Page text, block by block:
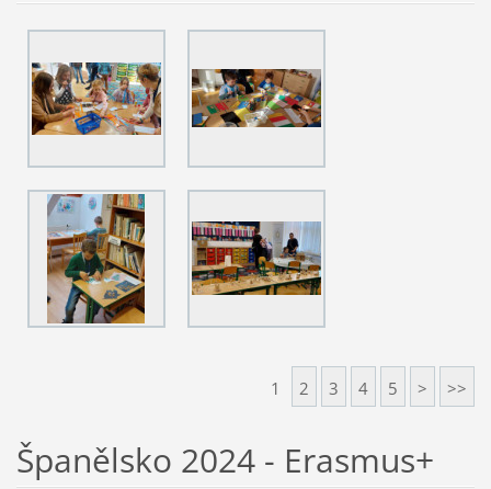
1 2 3 4 5 > >>
Španělsko 2024 - Erasmus+